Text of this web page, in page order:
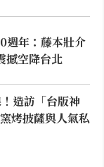
週年：藤本壯介
撼空降台北
造訪「台版神
烤披薩與人氣私